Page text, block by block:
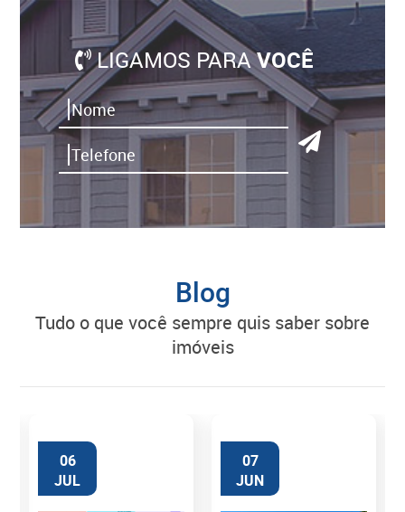
LIGAMOS PARAVOCÊ
Blog
tudo o que você sempre quis saber sobre
imóveis
06
JUL
07
JUN